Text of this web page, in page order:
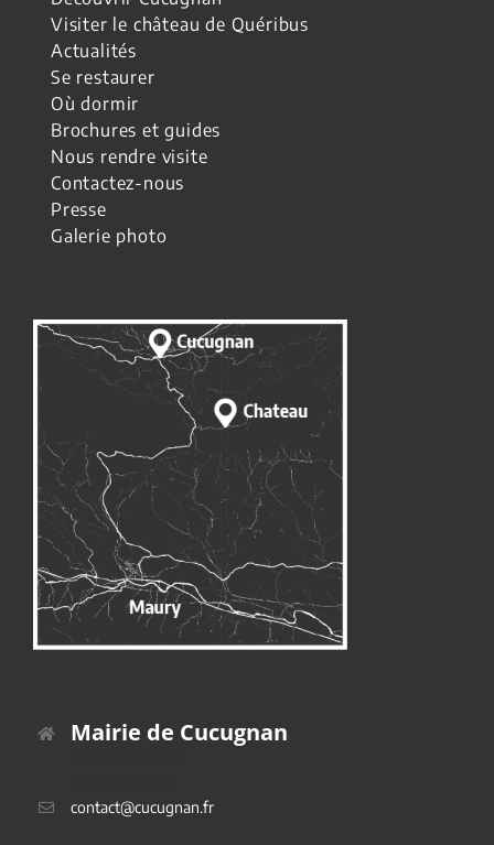
Visiter le château de Quéribus
Actualités
Se restaurer
Où dormir
Brochures et guides
Nous rendre visite
Contactez-nous
Presse
Galerie photo
Mairie de Cucugnan
contact@cucugnan.fr